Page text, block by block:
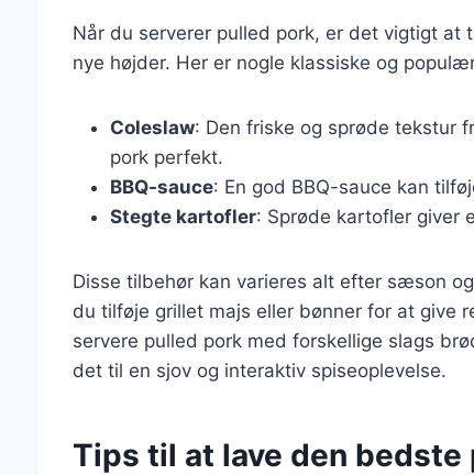
Når du serverer pulled pork, er det vigtigt
nye højder. Her er nogle klassiske og
Coleslaw: Den friske og sprøde tekstur
pork perfekt.
BBQ-sauce: En god BBQ-sauce kan
Stegte kartofler: Sprøde kartofler giver
Disse tilbehør kan varieres alt efter sæson
du tilføje grillet majs eller bønner for at give
servere pulled pork med forskellige slags
det til en sjov og interaktiv spiseoplevelse.
Tips til at lave den